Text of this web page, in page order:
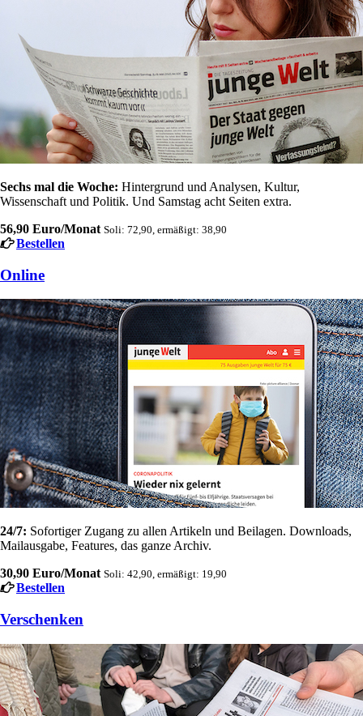
Sechs mal die Woche: Hintergrund und Analysen, Kultur,
Wissenschaft und Politik. Und Samstag acht Seiten extra.
56,90 Euro/Monat Soli: 72,90, ermäßigt: 38,90
Bestellen
Online
24/7: Sofortiger Zugang zu allen Artikeln und Beilagen. Downloads,
Mailausgabe, Features, das ganze Archiv.
30,90 Euro/Monat Soli: 42,90, ermäßigt: 19,90
Bestellen
Verschenken